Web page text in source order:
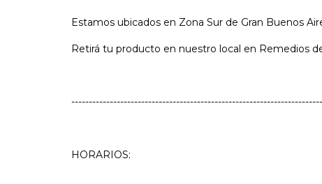
Estamos ubicados en Zona Sur de Gran Buenos
Retirá tu producto en nuestro local en Remedios
HORARIOS: